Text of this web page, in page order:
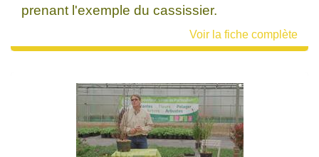
prenant l'exemple du cassissier.
Voir la fiche complète